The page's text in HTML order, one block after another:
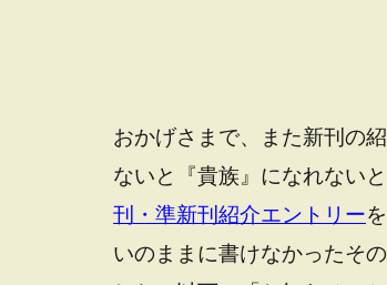
おかげさまで、また新刊の
ないと『貴族』になれない
刊・準新刊紹介エントリー
いのままに書けなかったそ